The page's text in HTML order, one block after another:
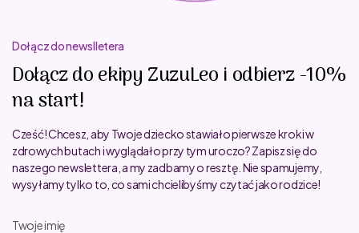
Dołącz do newslletera
Dołącz do ekipy ZuzuLeo i odbierz -10%
na start!
Cześć! Chcesz, aby Twoje dziecko stawiało pierwsze kroki w
zdrowych butach i wyglądało przy tym uroczo? Zapisz się do
naszego newslettera, a my zadbamy o resztę. Nie spamujemy,
wysyłamy tylko to, co sami chcielibyśmy czytać jako rodzice!
Twoje imię